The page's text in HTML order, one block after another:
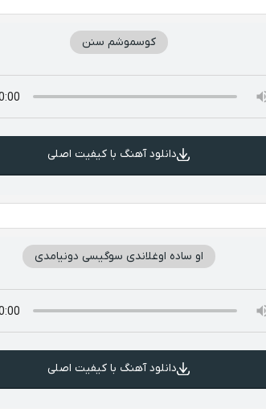
کوسموشم سنن
دانلود آهنگ با کیفیت اصلی
او ساده اوغلاندی سوگیسی دونیامدی
دانلود آهنگ با کیفیت اصلی